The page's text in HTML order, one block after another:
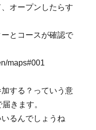
オープンしたらす
とコースが確認で
maps#001
する？っていう意
きます。
るんでしょうね